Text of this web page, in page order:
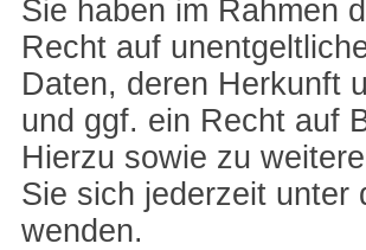
Sie haben im Rahmen
Recht auf
Daten, deren Herkunft
und ggf. ein Recht auf
Hierzu sowie zu
Sie sich jederzeit unter
wenden.